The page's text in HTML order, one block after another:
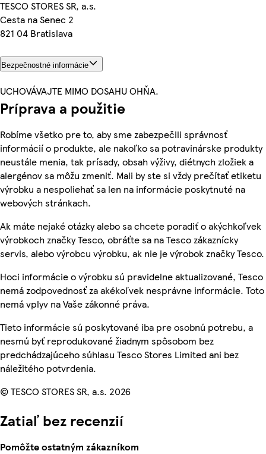
TESCO STORES SR, a.s.
Cesta na Senec 2
821 04 Bratislava
Bezpečnostné informácie
UCHOVÁVAJTE MIMO DOSAHU OHŇA.
Príprava a použitie
Robíme všetko pre to, aby sme zabezpečili správnosť
informácií o produkte, ale nakoľko sa potravinárske produkty
neustále menia, tak prísady, obsah výživy, diétnych zložiek a
alergénov sa môžu zmeniť. Mali by ste si vždy prečítať etiketu
výrobku a nespoliehať sa len na informácie poskytnuté na
webových stránkach.
Ak máte nejaké otázky alebo sa chcete poradiť o akýchkoľvek
výrobkoch značky Tesco, obráťte sa na Tesco zákaznícky
servis, alebo výrobcu výrobku, ak nie je výrobok značky Tesco.
Hoci informácie o výrobku sú pravidelne aktualizované, Tesco
nemá zodpovednosť za akékoľvek nesprávne informácie. Toto
nemá vplyv na Vaše zákonné práva.
Tieto informácie sú poskytované iba pre osobnú potrebu, a
nesmú byť reprodukované žiadnym spôsobom bez
predchádzajúceho súhlasu Tesco Stores Limited ani bez
náležitého potvrdenia.
© TESCO STORES SR, a.s. 2026
Zatiaľ bez recenzií
Pomôžte ostatným zákazníkom